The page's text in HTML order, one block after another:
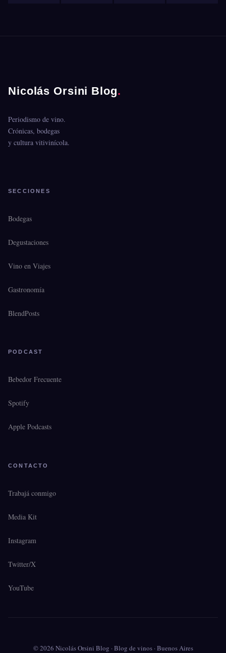
Nicolás Orsini Blog.
Periodismo de vino.
Crónicas, bodegas
y cultura vitivinícola.
SECCIONES
Bodegas
Degustaciones
Vino en Viajes
Gastronomía
BlendPosts
PODCAST
Bebedor Frecuente
Spotify
Apple Podcasts
CONTACTO
Trabajá conmigo
Media Kit
Instagram
Twitter/X
YouTube
© 2026 Nicolás Orsini Blog · Blog de vinos · Buenos Aires